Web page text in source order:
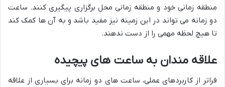
منطقه زمانی خود و منطقه زمانی محل برگزاری پیگیری کنند. ساعت
دو زمانه می تواند در این زمینه نیز مفید باشد و به آن ها کمک کند
تا هیچ لحظه مهمی را از دست ندهند.
علاقه مندان به ساعت های پیچیده
فراتر از کاربردهای عملی، ساعت های دو زمانه برای بسیاری از علاقه